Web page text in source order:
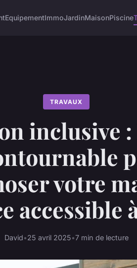
EquipementImmoJardinMaisonPiscine
TRAVAUX
inclusive
votre
accessible
David•25 avril 2025•7 min de lecture